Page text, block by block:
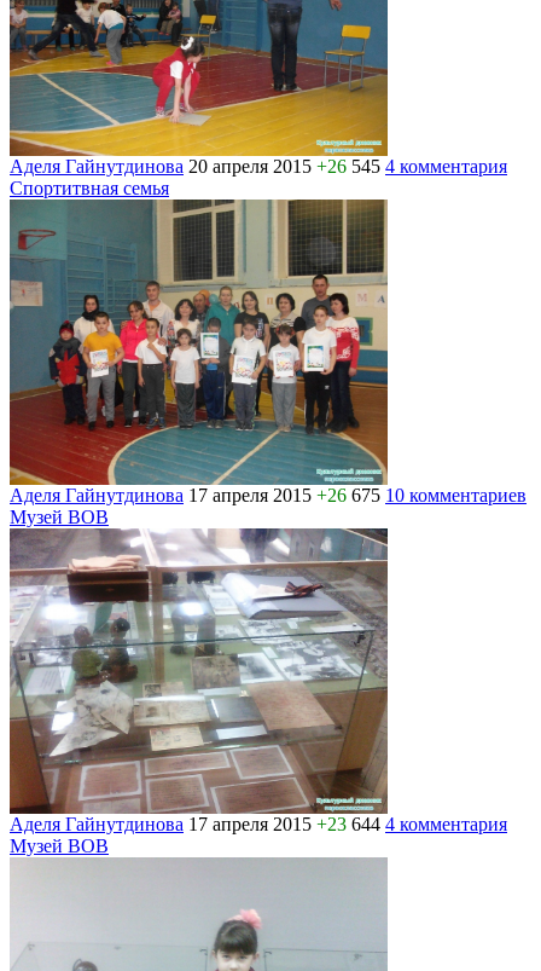
Аделя Гайнутдинова 20 апреля 2015 +26 545 4 комментария
Спортитвная семья
Аделя Гайнутдинова 17 апреля 2015 +26 675 10 комментариев
Музей ВОВ
Аделя Гайнутдинова 17 апреля 2015 +23 644 4 комментария
Музей ВОВ